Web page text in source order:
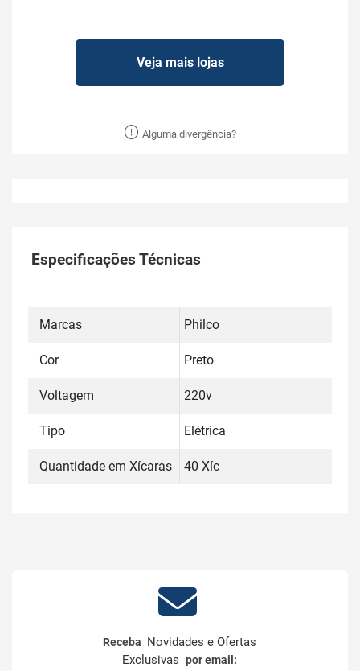
Veja mais lojas
Alguma divergência?
Especificações Técnicas
Marcas Philco
Cor Preto
Voltagem 220v
Tipo Elétrica
Quantidade em Xícaras 40 Xíc
Receba Novidades e Ofertas
Exclusivaspor email: